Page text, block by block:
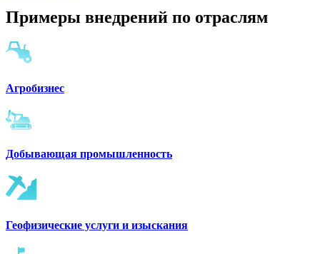
Примеры внедрений по отраслям
Агробизнес
Добывающая промышленность
Геофизические услуги и изыскания